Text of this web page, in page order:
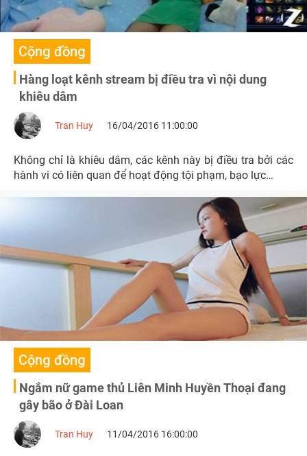
Cộng đồng
Hàng loạt kênh stream bị điều tra vì nội dung
khiêu dâm
Tran Huy 16/04/2016 11:00:00
Không chỉ là khiêu dâm, các kênh này bị điều tra bởi các
hành vi có liên quan để hoạt động tội phạm, bạo lực…
Cộng đồng
Ngắm nữ game thủ Liên Minh Huyền Thoại đang
gây bão ở Đài Loan
Tran Huy 11/04/2016 16:00:00